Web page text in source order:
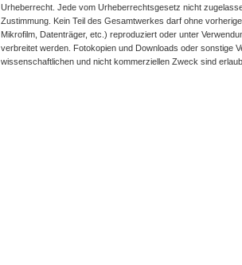
Urheberrecht. Jede vom Urheberrechtsgesetz nicht
Zustimmung. Kein Teil des Gesamtwerkes darf ohne
Mikrofilm, Datenträger, etc.) reproduziert oder unter
verbreitet werden. Fotokopien und Downloads oder sonstige
wissenschaftlichen und nicht kommerziellen Zweck sind